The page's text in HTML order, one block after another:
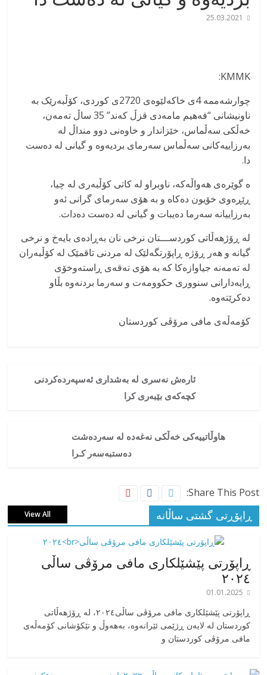
25.03.2021
KMMK:
چوارشەممە 4ی خاکەلێوەی 2720ی کوردی، کۆڵبەرێک بە
ناونیشانی “فەهیم مامەدی قزڵ کەند” 35 ساڵ تەمەن،
خەڵکی سەڵماس، خێزاندار و خاوەنی دوو منداڵ لە
بەرزاییەکانی سەڵماس سەرمای بردیەوە و گیانی لە دەست
دا.
ە گوێرەی هەواڵەکە، ناوبراو لە کاتی کۆڵبەری لە چیا،
ڕێڕەوی خۆیون دەکاە و بە هۆی سەرمای گرانی ئەو
بەرزاییانە سەرما دەیبات و گیانی لە دەست دەدات.
لە ڕۆژهەڵاتی کوردســـتان نرخی نان بەڕادەی بایەخ و نرخی
گیانە و هەر ڕۆژە ڕاپۆرتگەلێک لە مردنی تاقمێک لە کۆڵبەران
لە تەمەنە جیاوازەکا کە بە هۆی تەقەی ڕاستەوخۆی
ڕایەدارانی سنووری حکوومەت و سەرما بردنەوە بڵاو
دەکرێتەوە.
کۆمەڵەی مافی مرۆڤی کوردستان
ئارەش نەسری لە بەشداری ئەسپەردەکردنی
کچەکەی بێبەری کرا
هاوڵاتییەکی خەڵکی نەغەدە لە سەردەشت
دەستبەسەر کـرا
Share This Post:
ڕاپۆڕتی گشتی ساڵانه View All
ڕاپۆرتی پێشێلکاری مافی مرۆڤی ساڵی
٢٠٢٤
01.01.2025
‎ڕاپۆرتی پێشێلکاری مافی مرۆڤی ساڵی٢٠٢٤، له ڕۆژهەڵاتی
کوردستان له لایەن ڕژێمی ئێرانەوە، بە‎هەوڵ و تێکۆشانی کۆمەڵەی
مافی مرۆڤی کوردستان و